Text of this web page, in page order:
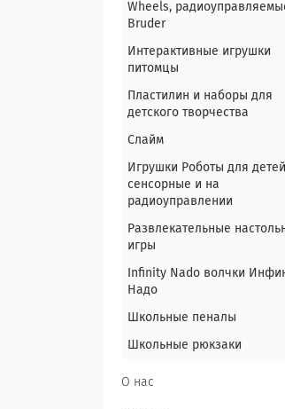
Wheels,
Bruder
Интерактивные игрушки
питомцы
Пластилин и наборы для
детского творчества
Слайм
Игрушки Роботы для детей
сенсорные и на
радиоуправлении
Развлекательные
игры
Infinity Nado волчки
Надо
Школьные пеналы
Школьные рюкзаки
О нас